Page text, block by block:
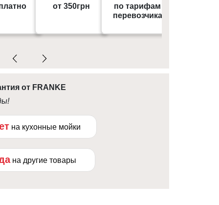
- 18:00 от 350грнгорода
по тарифам
перевозчика
возврат товара до 30 кг
в приложении в
течение 14 дней после
от FRANKE
на кухонные мойки
на другие товары